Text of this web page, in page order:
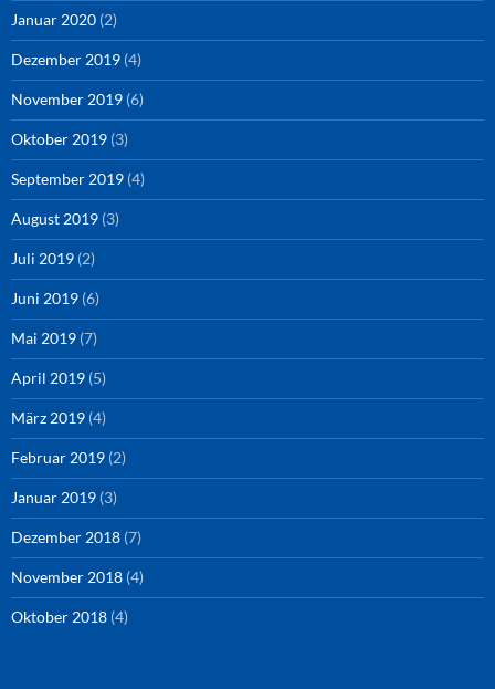
Januar 2020 (2)
Dezember 2019 (4)
November 2019 (6)
Oktober 2019 (3)
September 2019 (4)
August 2019 (3)
Juli 2019 (2)
Juni 2019 (6)
Mai 2019 (7)
April 2019 (5)
März 2019 (4)
Februar 2019 (2)
Januar 2019 (3)
Dezember 2018 (7)
November 2018 (4)
Oktober 2018 (4)